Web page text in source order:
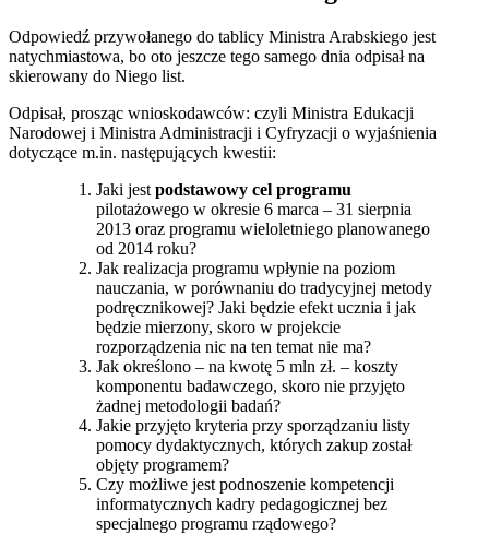
Odpowiedź przywołanego do tablicy Ministra Arabskiego jest
natychmiastowa, bo oto jeszcze tego samego dnia odpisał na
skierowany do Niego list.
Odpisał, prosząc wnioskodawców: czyli Ministra Edukacji
Narodowej i Ministra Administracji i Cyfryzacji o wyjaśnienia
dotyczące m.in. następujących kwestii:
Jaki jest podstawowy cel programu
pilotażowego w okresie 6 marca – 31 sierpnia
2013 oraz programu wieloletniego planowanego
od 2014 roku?
Jak realizacja programu wpłynie na poziom
nauczania, w porównaniu do tradycyjnej metody
podręcznikowej? Jaki będzie efekt ucznia i jak
będzie mierzony, skoro w projekcie
rozporządzenia nic na ten temat nie ma?
Jak określono – na kwotę 5 mln zł. – koszty
komponentu badawczego, skoro nie przyjęto
żadnej metodologii badań?
Jakie przyjęto kryteria przy sporządzaniu listy
pomocy dydaktycznych, których zakup został
objęty programem?
Czy możliwe jest podnoszenie kompetencji
informatycznych kadry pedagogicznej bez
specjalnego programu rządowego?